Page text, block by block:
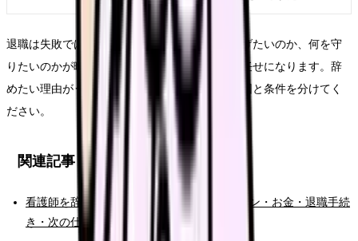
退職は失敗ではありません。ただし、何から逃げたいのか、何を守
りたいのかが曖昧なままだと、次の選択肢が運任せになります。辞
めたい理由がうまく言語化できない時こそ、原因と条件を分けてく
ださい。
関連記事
看護師を辞めたい時の完全ガイド。限界サイン・お金・退職手続
き・次の仕事まで整理